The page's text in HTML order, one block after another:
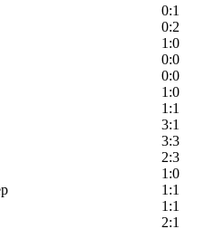
0:1
0:2
1:0
0:0
0:0
1:0
1:1
3:1
3:3
2:3
1:0
1:1
1:1
2:1